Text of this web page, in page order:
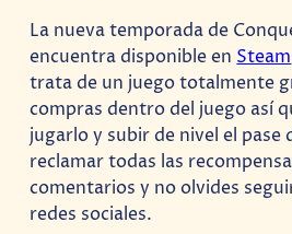
La nueva temporada de
encuentra disponible en Steam
trata de un juego totalmente
compras dentro del juego así
jugarlo y subir de nivel el pase
reclamar todas las
comentarios y no olvides
redes sociales.